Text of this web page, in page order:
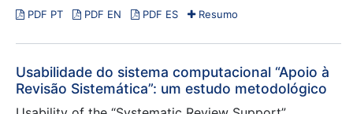
PDF PT
PDF EN PDF ES Resumo
Usabilidade do sistema computacional “Apoio à
Revisão Sistemática”: um estudo metodológico